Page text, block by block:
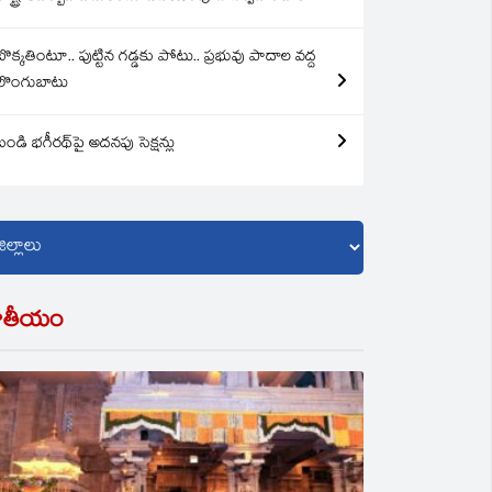
పుట్టిన గడ్డకు పోటు.. ప్రభువు పాదాల వద్ద
భగీరథ్‌పై అదనపు సెక్షన్లు